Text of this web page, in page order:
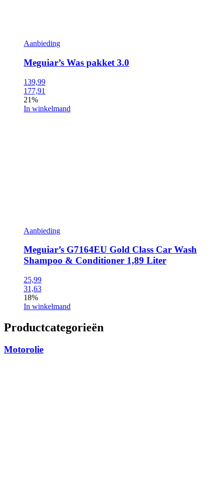
Aanbieding
Meguiar’s Was pakket 3.0
139,99
177,91
21%
In winkelmand
Aanbieding
Meguiar’s G7164EU Gold Class Car Wash
Shampoo & Conditioner 1,89 Liter
25,99
31,63
18%
In winkelmand
Productcategorieën
Motorolie